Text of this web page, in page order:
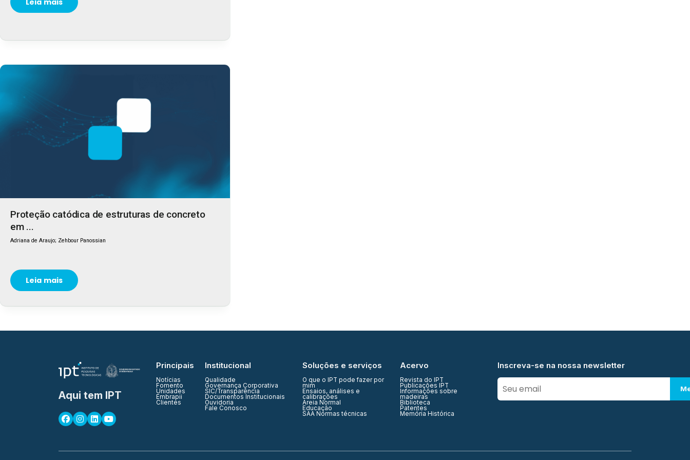
Leia mais
Proteção catódica de estruturas de concreto
em ...
Adriana de Araujo; Zehbour Panossian
Leia mais
Aqui tem IPT
Principais
Notícias
Fomento
Unidades
Embrapii
Clientes
Institucional
Qualidade
Governança Corporativa
SIC/Transparência
Documentos Institucionais
Ouvidoria
Fale Conosco
Soluções e serviços
O que o IPT pode fazer por
mim
Ensaios, análises e
calibrações
Areia Normal
Educação
SAA Normas técnicas
Acervo
Revista do IPT
Publicações IPT
Informações sobre
madeiras
Biblioteca
Patentes
Memória Histórica
Inscreva-se na nossa newsletter